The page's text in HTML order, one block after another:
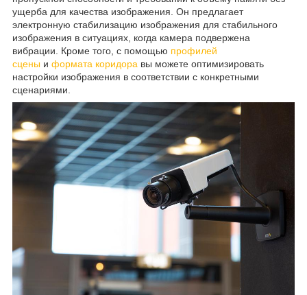
ущерба для качества изображения. Он предлагает
электронную стабилизацию изображения для стабильного
изображения в ситуациях, когда камера подвержена
вибрации. Кроме того, с помощью профилей
сцены и формата коридора вы можете оптимизировать
настройки изображения в соответствии с конкретными
сценариями.